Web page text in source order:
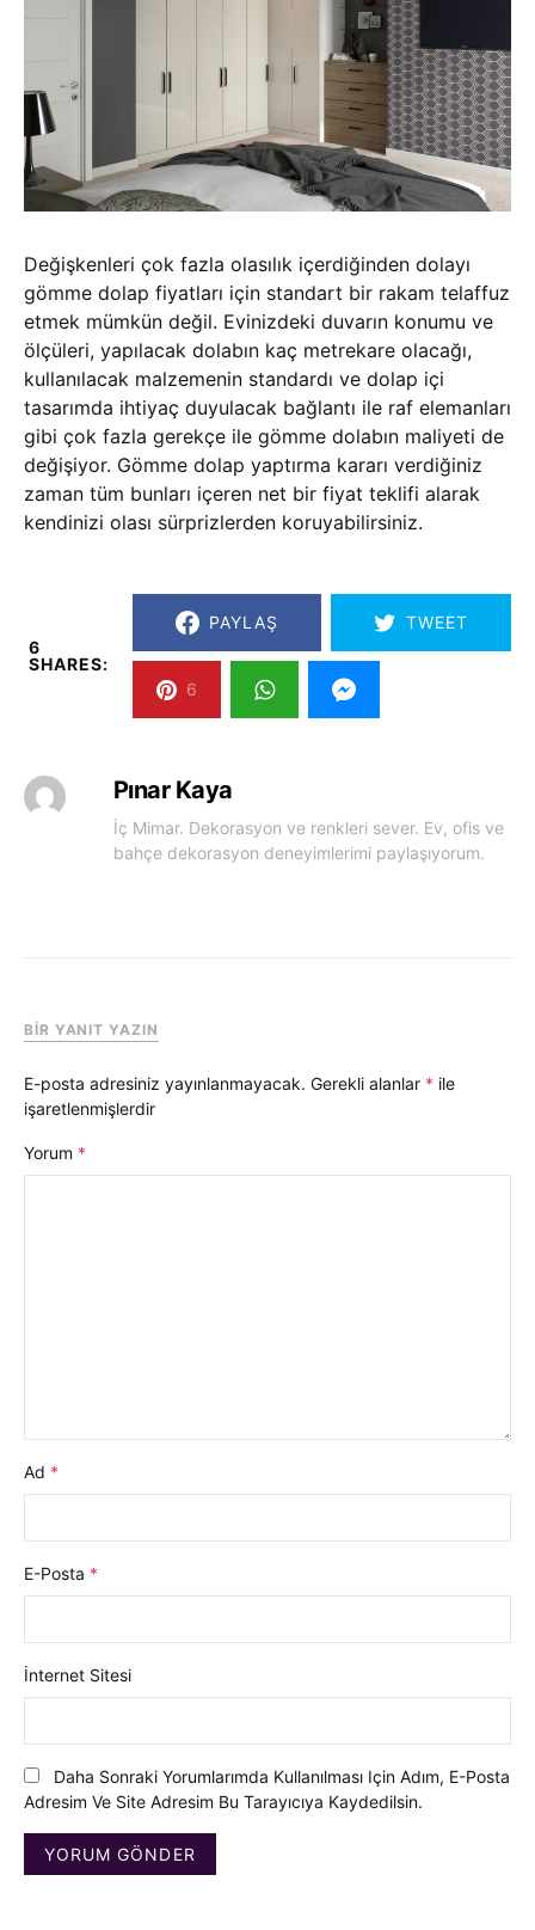
Değişkenleri çok fazla olasılık içerdiğinden dolayı
gömme dolap fiyatları için standart bir rakam telaffuz
etmek mümkün değil. Evinizdeki duvarın konumu ve
ölçüleri, yapılacak dolabın kaç metrekare olacağı,
kullanılacak malzemenin standardı ve dolap içi
tasarımda ihtiyaç duyulacak bağlantı ile raf elemanları
gibi çok fazla gerekçe ile gömme dolabın maliyeti de
değişiyor. Gömme dolap yaptırma kararı verdiğiniz
zaman tüm bunları içeren net bir fiyat teklifi alarak
kendinizi olası sürprizlerden koruyabilirsiniz.
6
SHARES:
PAYLAŞ TWEET
6
Pınar Kaya
İç Mimar. Dekorasyon ve renkleri sever. Ev, ofis ve
bahçe dekorasyon deneyimlerimi paylaşıyorum.
BIR YANIT YAZIN
E-posta adresiniz yayınlanmayacak. Gerekli alanlar * ile
işaretlenmişlerdir
Yorum *
Ad *
E-Posta *
İnternet Sitesi
Daha Sonraki Yorumlarımda Kullanılması Için Adım, E-Posta
Adresim Ve Site Adresim Bu Tarayıcıya Kaydedilsin.